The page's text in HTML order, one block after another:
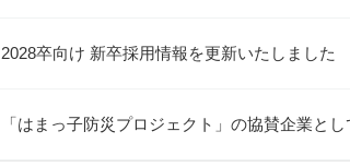
2028卒向け 新卒採用情報を更新いたしました
「はまっ子防災プロジェクト」の協賛企業と